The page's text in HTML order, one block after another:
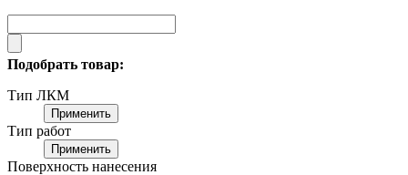
Подобрать товар:
Тип ЛКМ
Применить
Тип работ
Применить
Поверхность нанесения